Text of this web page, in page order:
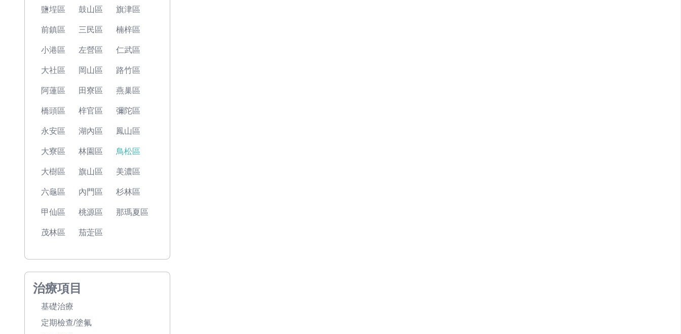
鹽埕區 鼓山區 旗津區
前鎮區 三民區 楠梓區
小港區 左營區 仁武區
大社區 岡山區 路竹區
阿蓮區 田寮區 燕巢區
橋頭區 梓官區 彌陀區
永安區 湖內區 鳳山區
大寮區 林園區 鳥松區
大樹區 旗山區 美濃區
六龜區 內門區 杉林區
甲仙區 桃源區 那瑪夏區
茂林區 茄萣區
治療項目
基礎治療
定期檢查/塗氟